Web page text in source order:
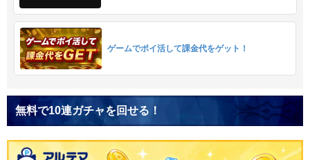
ゲームでポイ活して課金代をゲット！
無料で10連ガチャを回せる！